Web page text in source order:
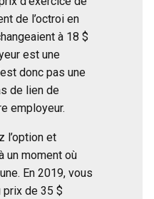
de l’octroi en
à 18 $
est une
donc pas une
de lien de
employeur.
l’option et
un moment où
En 2019, vous
de 35 $